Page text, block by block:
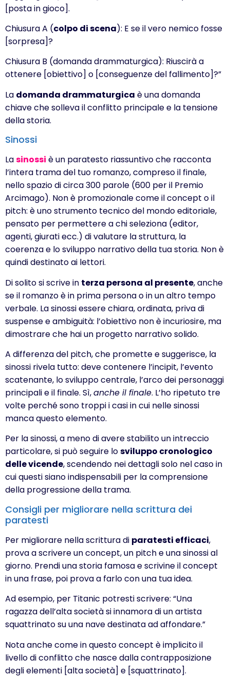
[posta in gioco].
Chiusura A (colpo di scena): E se il vero nemico fosse
[sorpresa]?
Chiusura B (domanda drammaturgica): Riuscirà a
ottenere [obiettivo] o [conseguenze del fallimento]?”
La domanda drammaturgica è una domanda
chiave che solleva il conflitto principale e la tensione
della storia.
Sinossi
Lasinossi è un paratesto riassuntivo che racconta
l’intera trama del tuo romanzo, compreso il finale,
nello spazio di circa 300 parole (600 per il Premio
Arcimago). Non è promozionale come il concept o il
pitch: è uno strumento tecnico del mondo editoriale,
pensato per permettere a chi seleziona (editor,
agenti, giurati ecc.) di valutare la struttura, la
coerenza e lo sviluppo narrativo della tua storia. Non è
quindi destinato ai lettori.
Di solito si scrive in terza persona al presente, anche
se il romanzo è in prima persona o in un altro tempo
verbale. La sinossi essere chiara, ordinata, priva di
suspense e ambiguità: l’obiettivo non è incuriosire, ma
dimostrare che hai un progetto narrativo solido.
A differenza del pitch, che promette e suggerisce, la
sinossi rivela tutto: deve contenere l’incipit, l’evento
scatenante, lo sviluppo centrale, l’arco dei personaggi
principali e il finale. Sì,anche il finale. L’ho ripetuto tre
volte perché sono troppi i casi in cui nelle sinossi
manca questo elemento.
Per la sinossi, a meno di avere stabilito un intreccio
particolare, si può seguire losviluppo cronologico
delle vicende, scendendo nei dettagli solo nel caso in
cui questi siano indispensabili per la comprensione
della progressione della trama.
Consigli per migliorare nella scrittura dei
paratesti
Per migliorare nella scrittura di paratesti efficaci,
prova a scrivere un concept, un pitch e una sinossi al
giorno. Prendi una storia famosa e scrivine il concept
in una frase, poi prova a farlo con una tua idea.
Ad esempio, per Titanic potresti scrivere: “Una
ragazza dell’alta società si innamora di un artista
squattrinato su una nave destinata ad affondare.”
Nota anche come in questo concept è implicito il
livello di conflitto che nasce dalla contrapposizione
degli elementi [alta società] e [squattrinato].